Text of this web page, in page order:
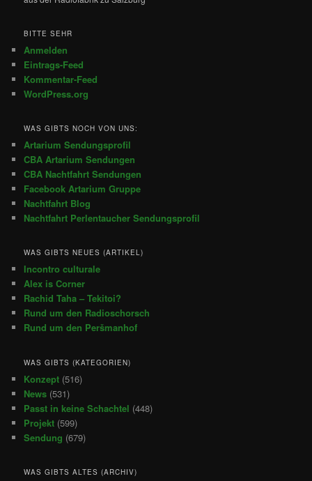
BITTE SEHR
Anmelden
Eintrags-Feed
Kommentar-Feed
WordPress.org
WAS GIBTS NOCH VON UNS:
Artarium Sendungsprofil
CBA Artarium Sendungen
CBA Nachtfahrt Sendungen
Facebook Artarium Gruppe
Nachtfahrt Blog
Nachtfahrt Perlentaucher Sendungsprofil
WAS GIBTS NEUES (ARTIKEL)
Incontro culturale
Alex is Corner
Rachid Taha – Tekitoi?
Rund um den Radioschorsch
Rund um den Peršmanhof
WAS GIBTS (KATEGORIEN)
Konzept (516)
News (531)
Passt in keine Schachtel (448)
Projekt (599)
Sendung (679)
WAS GIBTS ALTES (ARCHIV)